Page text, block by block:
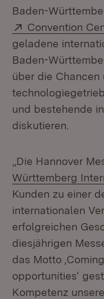
Baden-
Extern:
Convention
geladene
Baden-
über die Chancen
und bestehende
diskutieren.
„Die Hannover
Württemberg
Kunden zu einer
internationalen
erfolgreichen
diesjährigen
das Motto
opportunities‘
Kompetenz